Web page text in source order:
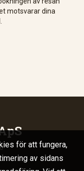
motsvarar dina
för att fungera,
av sidans